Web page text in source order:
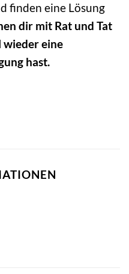
finden eine Lösung
dir mit Rat und Tat
wieder eine
hast.